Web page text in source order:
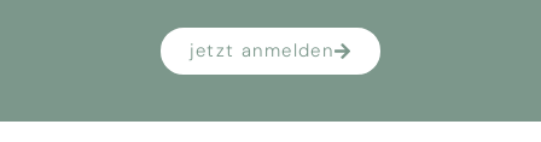
jetzt anmelden